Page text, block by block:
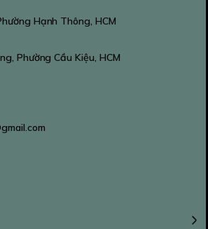
Hạnh Thông, HCM
Phường Cầu Kiệu, HCM